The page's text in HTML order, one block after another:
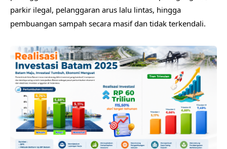
parkir ilegal, pelanggaran arus lalu lintas, hingga
pembuangan sampah secara masif dan tidak terkendali.